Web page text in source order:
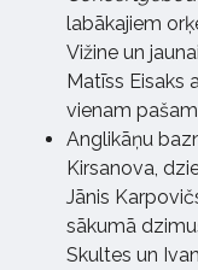
labākajiem
Vižine un
Matīss Eisaks
vienam
Anglikāņu
Kirsanova,
Jānis
sākumā
Skultes un